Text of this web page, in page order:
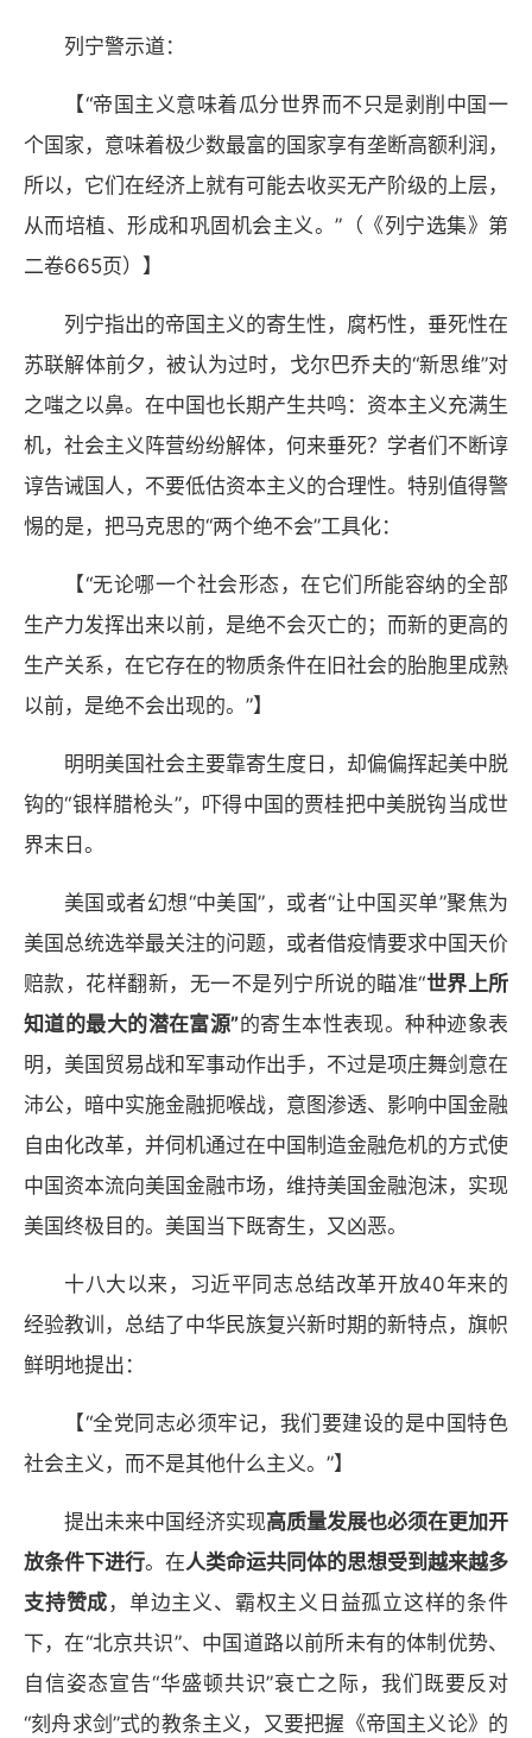
列宁警示道：
【“帝国主义意味着瓜分世界而不只是剥削中国一
个国家，意味着极少数最富的国家享有垄断高额利润，
所以，它们在经济上就有可能去收买无产阶级的上层，
从而培植、形成和巩固机会主义。”（《列宁选集》第
二卷665页）】
列宁指出的帝国主义的寄生性，腐朽性，垂死性在
苏联解体前夕，被认为过时，戈尔巴乔夫的“新思维”对
之嗤之以鼻。在中国也长期产生共鸣：资本主义充满生
机，社会主义阵营纷纷解体，何来垂死？学者们不断谆
谆告诫国人，不要低估资本主义的合理性。特别值得警
惕的是，把马克思的“两个绝不会”工具化：
【“无论哪一个社会形态，在它们所能容纳的全部
生产力发挥出来以前，是绝不会灭亡的；而新的更高的
生产关系，在它存在的物质条件在旧社会的胎胞里成熟
以前，是绝不会出现的。”】
明明美国社会主要靠寄生度日，却偏偏挥起美中脱
钩的“银样腊枪头”，吓得中国的贾桂把中美脱钩当成世
界末日。
美国或者幻想“中美国”，或者“让中国买单”聚焦为
美国总统选举最关注的问题，或者借疫情要求中国天价
赔款，花样翻新，无一不是列宁所说的瞄准“世界上所
知道的最大的潜在富源”的寄生本性表现。种种迹象表
明，美国贸易战和军事动作出手，不过是项庄舞剑意在
沛公，暗中实施金融扼喉战，意图渗透、影响中国金融
自由化改革，并伺机通过在中国制造金融危机的方式使
中国资本流向美国金融市场，维持美国金融泡沫，实现
美国终极目的。美国当下既寄生，又凶恶。
十八大以来，习近平同志总结改革开放40年来的
经验教训，总结了中华民族复兴新时期的新特点，旗帜
鲜明地提出：
【“全党同志必须牢记，我们要建设的是中国特色
社会主义，而不是其他什么主义。”】
提出未来中国经济实现高质量发展也必须在更加开
放条件下进行。在人类命运共同体的思想受到越来越多
支持赞成 ，单边主义、霸权主义日益孤立这样的条件
下，在“北京共识”、中国道路以前所未有的体制优势、
自信姿态宣告“华盛顿共识”衰亡之际，我们既要反对
“刻舟求剑”式的教条主义，又要把握《帝国主义论》的